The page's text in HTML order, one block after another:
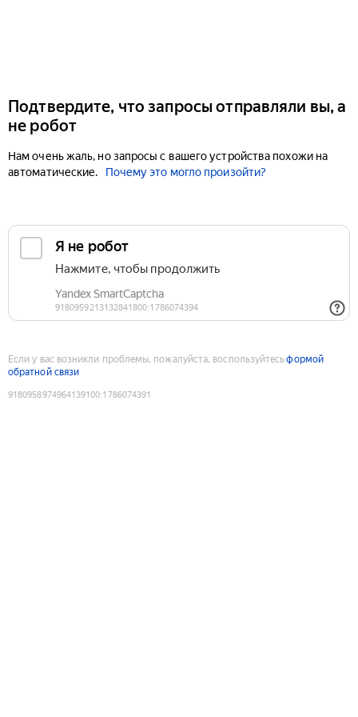
Подтвердите, что запросы отправляли вы, а
не робот
Нам очень жаль, но запросы с вашего устройства похожи на
автоматические.
Почему это могло произойти?
Если у вас возникли проблемы, пожалуйста, воспользуйтесьформой
обратной связи
9180958974964139100:1786074391